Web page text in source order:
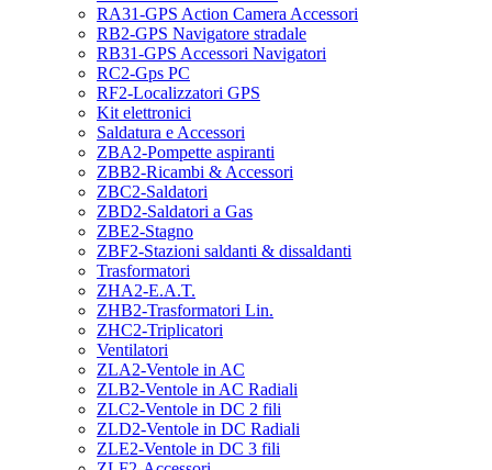
RA31-GPS Action Camera Accessori
RB2-GPS Navigatore stradale
RB31-GPS Accessori Navigatori
RC2-Gps PC
RF2-Localizzatori GPS
Kit elettronici
Saldatura e Accessori
ZBA2-Pompette aspiranti
ZBB2-Ricambi & Accessori
ZBC2-Saldatori
ZBD2-Saldatori a Gas
ZBE2-Stagno
ZBF2-Stazioni saldanti & dissaldanti
Trasformatori
ZHA2-E.A.T.
ZHB2-Trasformatori Lin.
ZHC2-Triplicatori
Ventilatori
ZLA2-Ventole in AC
ZLB2-Ventole in AC Radiali
ZLC2-Ventole in DC 2 fili
ZLD2-Ventole in DC Radiali
ZLE2-Ventole in DC 3 fili